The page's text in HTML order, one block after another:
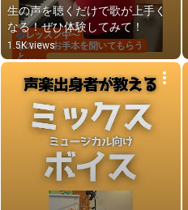
生の声を聴くだけで歌が上手く
なる！ぜひ体験してみて！
1.5K views